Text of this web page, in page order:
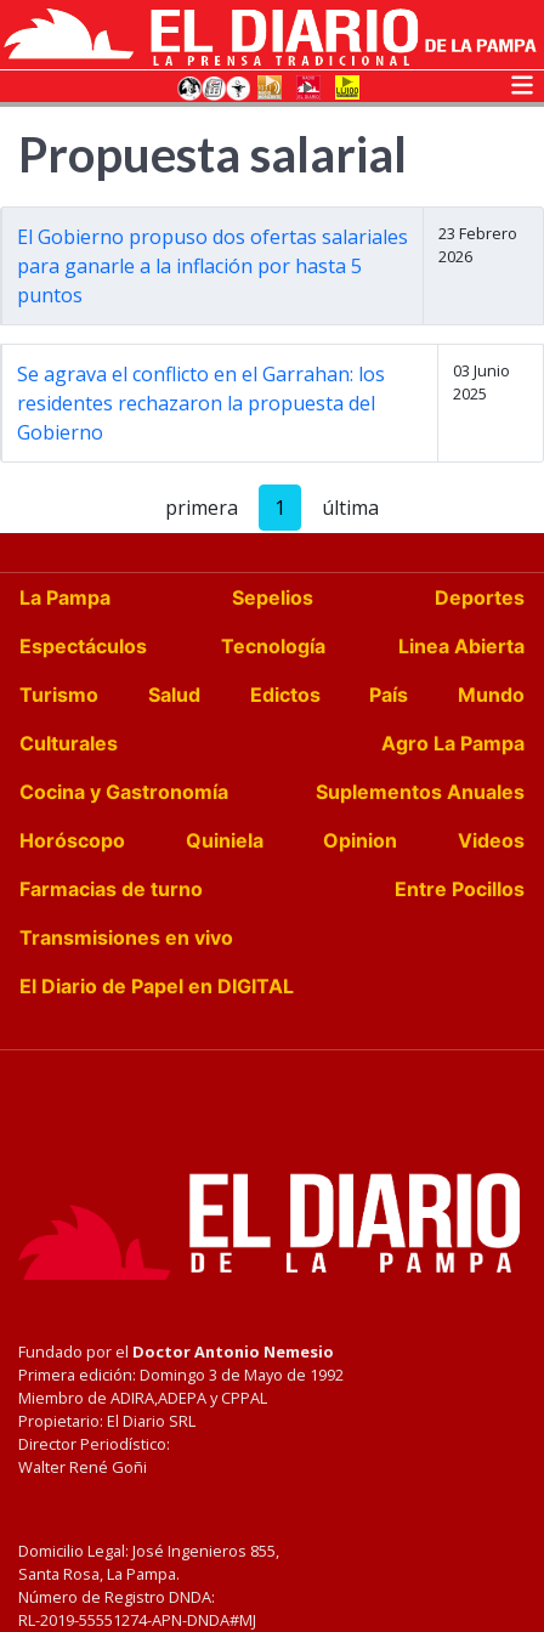
Propuesta salarial
El Gobierno propuso dos ofertas salariales
para ganarle a la inflación por hasta 5
puntos
23 Febrero
2026
Se agrava el conflicto en el Garrahan: los
residentes rechazaron la propuesta del
Gobierno
03 Junio
2025
primera 1 última
La Pampa Sepelios
Deportes
Espectáculos
Tecnología
Linea Abierta
Turismo
Salud Edictos País
Mundo
Culturales
Agro La Pampa
Cocina y Gastronomía
Suplementos Anuales
Horóscopo
Quiniela Opinion
Videos
Farmacias de turno
Entre Pocillos
Transmisiones en vivo
El Diario de Papel en DIGITAL
Fundado por el Doctor Antonio Nemesio
Primera edición: Domingo 3 de Mayo de 1992
Miembro de ADIRA,ADEPA y CPPAL
Propietario: El Diario SRL
Director Periodístico:
Walter René Goñi
Domicilio Legal: José Ingenieros 855,
Santa Rosa, La Pampa.
Número de Registro DNDA:
RL-2019-55551274-APN-DNDA#MJ